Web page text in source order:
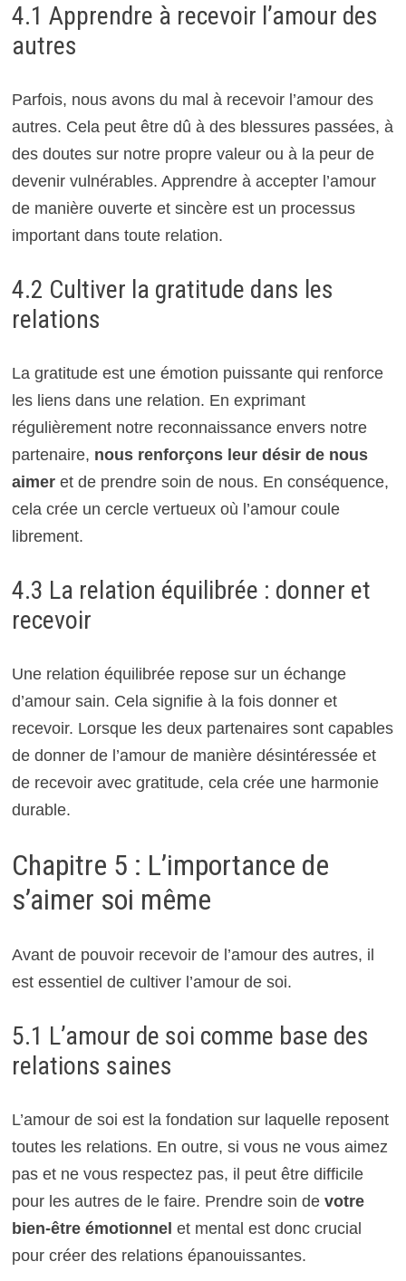
4.1 Apprendre à recevoir l’amour des
autres
Parfois, nous avons du mal à recevoir l’amour des
autres. Cela peut être dû à des blessures passées, à
des doutes sur notre propre valeur ou à la peur de
devenir vulnérables. Apprendre à accepter l’amour
de manière ouverte et sincère est un processus
important dans toute relation.
4.2 Cultiver la gratitude dans les
relations
La gratitude est une émotion puissante qui renforce
les liens dans une relation. En exprimant
régulièrement notre reconnaissance envers notre
partenaire, nous renforçons leur désir de nous
aimeret de prendre soin de nous. En conséquence,
cela crée un cercle vertueux où l’amour coule
librement.
4.3 La relation équilibrée : donner et
recevoir
Une relation équilibrée repose sur un échange
d’amour sain. Cela signifie à la fois donner et
recevoir. Lorsque les deux partenaires sont capables
de donner de l’amour de manière désintéressée et
de recevoir avec gratitude, cela crée une harmonie
durable.
Chapitre 5 : L’importance de
s’aimer soi même
Avant de pouvoir recevoir de l’amour des autres, il
est essentiel de cultiver l’amour de soi.
5.1 L’amour de soi comme base des
relations saines
L’amour de soi est la fondation sur laquelle reposent
toutes les relations. En outre, si vous ne vous aimez
pas et ne vous respectez pas, il peut être difficile
pour les autres de le faire. Prendre soin de votre
bien-être émotionnel et mental est donc crucial
pour créer des relations épanouissantes.